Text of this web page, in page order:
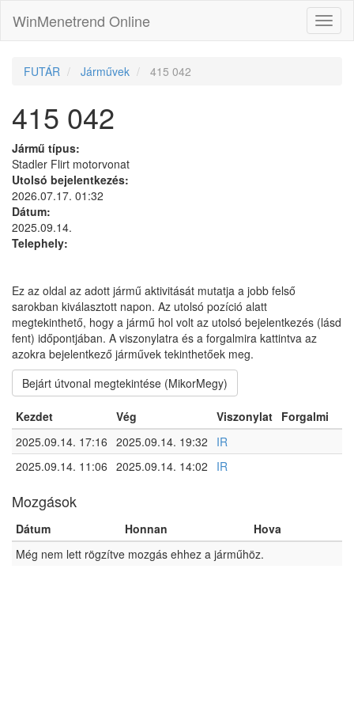
WinMenetrend Online
FUTÁR Járművek 415 042
415 042
Jármű típus:
Stadler Flirt motorvonat
Utolsó bejelentkezés:
2026.07.17. 01:32
Dátum:
2025.09.14.
Telephely:
Ez az oldal az adott jármű aktivitását mutatja a jobb felső
sarokban kiválasztott napon. Az utolsó pozíció alatt
megtekinthető, hogy a jármű hol volt az utolsó bejelentkezés (lásd
fent) időpontjában. A viszonylatra és a forgalmira kattintva az
azokra bejelentkező járművek tekinthetőek meg.
Bejárt útvonal megtekintése (MikorMegy)
Kezdet Vég Viszonylat Forgalmi
2025.09.14. 17:16 2025.09.14. 19:32
IR
2025.09.14. 11:06 2025.09.14. 14:02 IR
Mozgások
Dátum Honnan
Hova
Még nem lett rögzítve mozgás ehhez a járműhöz.